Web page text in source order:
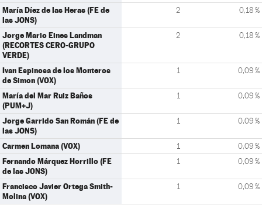
María Díez de las Heras (FE de
las JONS)
2 0,18 %
Jorge Mario Eines Landman
(RECORTES CERO-GRUPO
VERDE)
2 0,18 %
Ivan Espinosa de los Monteros
de Simon (VOX)
1 0,09 %
María del Mar Ruiz Baños
(PUM+J)
1 0,09 %
Jorge Garrido San Román (FE de
las JONS)
1 0,09 %
Carmen Lomana (VOX) 1 0,09 %
Fernando Márquez Horrillo (FE
de las JONS)
1 0,09 %
Francisco Javier Ortega Smith-
Molina (VOX)
1 0,09 %